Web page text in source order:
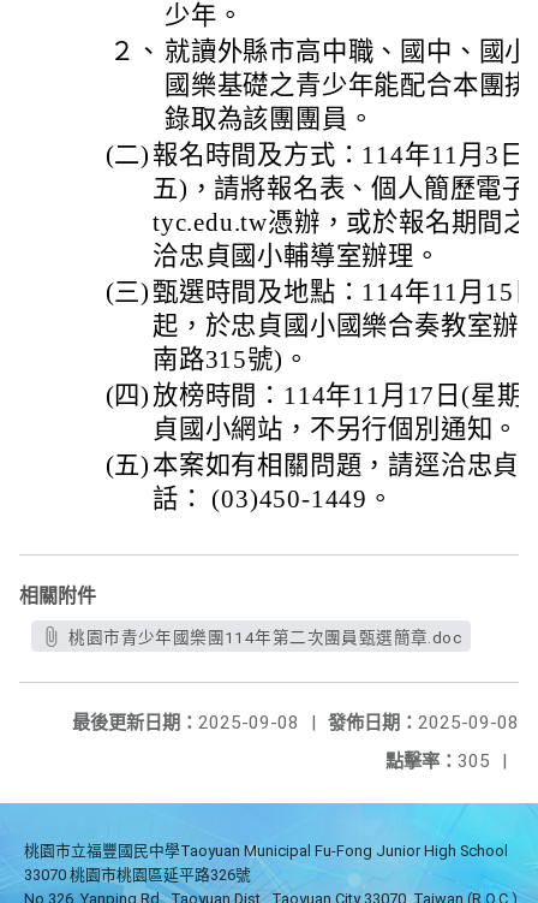
少年。
２、 就讀外縣市高中職、國中、國
國樂基礎之青少年能配合本團
錄取為該團團員。
(二) 報名時間及方式：114年11月3日
五)，請將報名表、個人簡歷電子
tyc.edu.tw憑辦，或於報名期間
洽忠貞國小輔導室辦理。
(三) 甄選時間及地點：114年11月15
起，於忠貞國小國樂合奏教室辦
南路315號)。
(四) 放榜時間：114年11月17日(星期
貞國小網站，不另行個別通知。
(五) 本案如有相關問題，請逕洽忠貞
話： (03)450-1449。
相關附件
桃園市青少年國樂團114年第二次團員甄選簡章.doc
發佈日期： 2025-09-08
最後更新日期： 2025-09-08
|
點擊率： 305 |
桃園市立福豐國民中學Taoyuan Municipal Fu-Fong Junior High School
33070 桃園市桃園區延平路326號
No.326, Yanping Rd., Taoyuan Dist., Taoyuan City 33070, Taiwan (R.O.C.)